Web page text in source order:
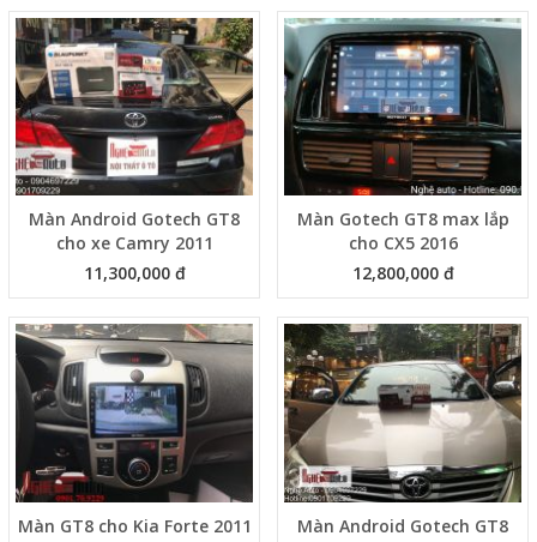
Màn Android Gotech GT8
cho xe Camry 2011
11,300,000 đ
Màn Gotech GT8 max lắp
cho CX5 2016
12,800,000 đ
Màn GT8 cho Kia Forte 2011
Màn Android Gotech GT8